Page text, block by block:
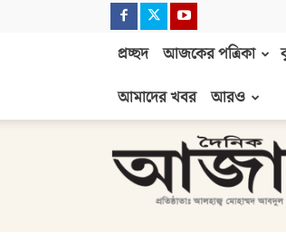
প্রচ্ছদ আজকের পত্রিকা
আমাদের খবর
আরও
আজাদী